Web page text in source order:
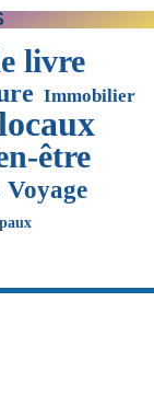
livre
Immobilier
être
Voyage